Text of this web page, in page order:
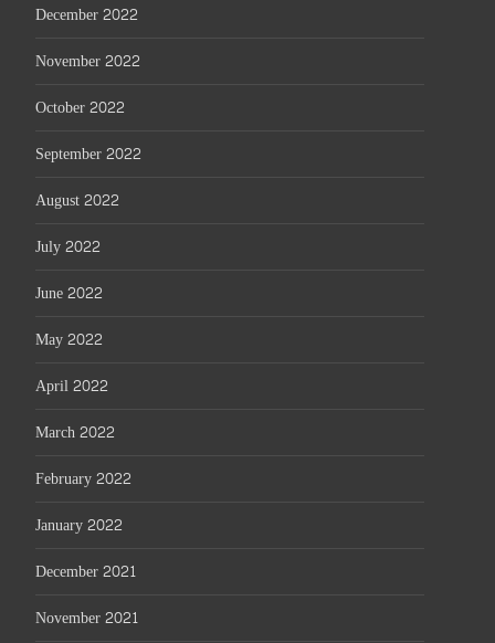
December 2022
November 2022
October 2022
September 2022
August 2022
July 2022
June 2022
May 2022
April 2022
March 2022
February 2022
January 2022
December 2021
November 2021